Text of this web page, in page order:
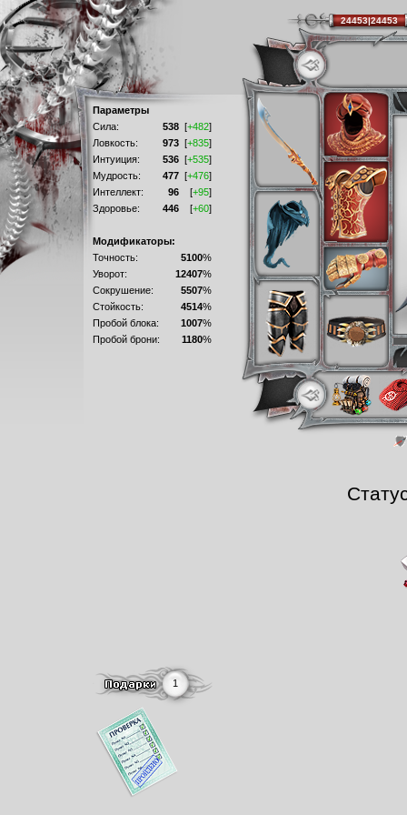
Параметры
Сила:
538 [+482]
Ловкость:
973 [+835]
Интуиция:
536 [+535]
Мудрость:
477 [+476]
Интеллект:
96 [+95]
Здоровье:
446 [+60]
Модификаторы:
Точность:
5100%
Уворот:
12407%
Сокрушение:
5507%
Стойкость:
4514%
Пробой блока:
1007%
Пробой брони:
1180%
1
24453|24453